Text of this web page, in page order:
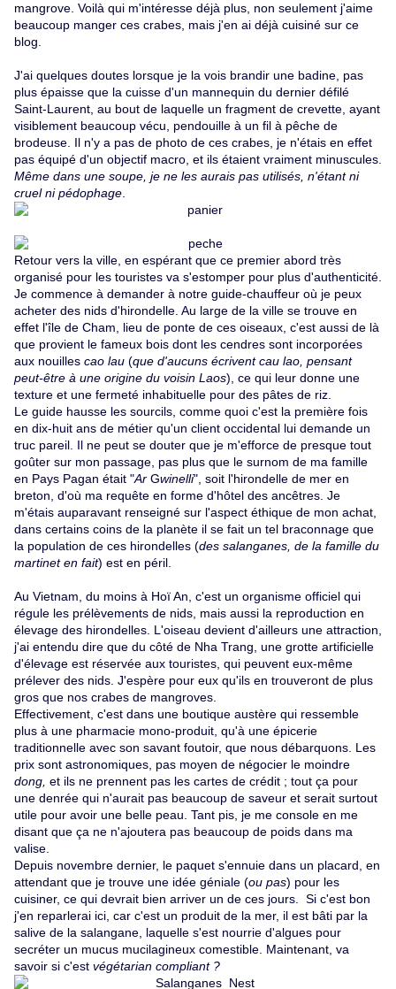
mangrove. Voilà qui m'intéresse déjà plus, non seulement j'aime
beaucoup manger ces crabes, mais j'en ai déjà cuisiné sur ce
blog
J'ai quelques doutes lorsque je la vois brandir une badine, pas
plus épaisse que la cuisse d'un mannequin du dernier défilé
Saint-Laurent, au bout de laquelle un fragment de crevette, ayant
visiblement beaucoup vécu, pendouille à un fil à pêche de
brodeuse. Il n'y a pas de photo de ces crabes, je n'étais en effet
pas équipé d'un objectif macro, et ils étaient vraiment minuscules.
Même dans une soupe, je ne les aurais pas utilisés, n'étant ni
cruel ni pédophage
Retour vers la ville, en espérant que ce premier abord très
organisé pour les touristes va s'estomper pour plus d'authenticité.
Je commence à demander à notre guide-chauffeur où je peux
acheter des nids d'hirondelle. Au large de la ville se trouve en
effet l'île de Cham, lieu de ponte de ces oiseaux, c'est aussi de là
que provient le fameux bois dont les cendres sont incorporées
aux nouilles cao lau (que d'aucuns écrivent cau lao, pensant
peut-être à une origine du voisin Laos), ce qui leur donne une
texture et une fermeté inhabituelle pour des pâtes de riz.
Le guide hausse les sourcils, comme quoi c'est la première fois
en dix-huit ans de métier qu'un client occidental lui demande un
truc pareil. Il ne peut se douter que je m'efforce de presque tout
goûter sur mon passage, pas plus que le surnom de ma famille
en Pays Pagan était "Ar Gwinelli", soit l'hirondelle de mer en
breton, d'où ma requête en forme d'hôtel des ancêtres. Je
m'étais auparavant renseigné sur l'aspect éthique de mon achat,
dans certains coins de la planète il se fait un tel braconnage que
la population de ces hirondelles (des salanganes, de la famille du
martinet en fait) est en péril.
Au Vietnam, du moins à Hoï An, c'est un organisme officiel qui
régule les prélèvements de nids, mais aussi la reproduction en
élevage des hirondelles. L'oiseau devient d'ailleurs une attraction,
j'ai entendu dire que du côté de Nha Trang, une grotte artificielle
d'élevage est réservée aux touristes, qui peuvent eux-même
prélever des nids. J'espère pour eux qu'ils en trouveront de plus
gros que nos crabes de mangroves.
Effectivement, c'est dans une boutique austère qui ressemble
plus à une pharmacie mono-produit, qu'à une épicerie
traditionnelle avec son savant foutoir, que nous débarquons. Les
prix sont astronomiques, pas moyen de négocier le moindre
dong, et ils ne prennent pas les cartes de crédit ; tout ça pour
une denrée qui n'aurait pas beaucoup de saveur et serait surtout
utile pour avoir une belle peau. Tant pis, je me console en me
disant que ça ne n'ajoutera pas beaucoup de poids dans ma
valise.
Depuis novembre dernier, le paquet s'ennuie dans un placard, en
attendant que je trouve une idée géniale (ou pas) pour les
cuisiner, ce qui devrait bien arriver un de ces jours. Si c'est bon
j'en reparlerai ici, car c'est un produit de la mer, il est bâti par la
salive de la salangane, laquelle s'est nourrie d'algues pour
secréter un mucus mucilagineux comestible. Maintenant, va
savoir si c'est végétarian compliant ?